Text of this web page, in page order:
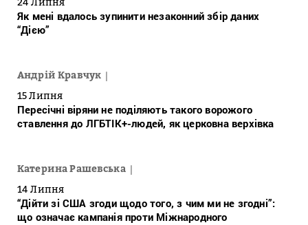
Як мені вдалось зупинити незаконний збір даних
“Дією”
Андрій Кравчук
15 Липня
Пересічні віряни не поділяють такого ворожого
ставлення до ЛГБТІК+-людей, як церковна верхівка
Катерина Рашевська
14 Липня
“Дійти зі США згоди щодо того, з чим ми не згодні”:
що означає кампанія проти Міжнародного